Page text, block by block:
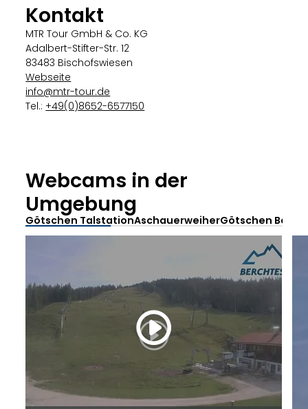
Kontakt
MTR Tour GmbH & Co. KG
Adalbert-Stifter-Str. 12
83483 Bischofswiesen
Webseite
info@mtr-tour.de
Tel.:+49(0)8652-6577150
Webcams in der
Umgebung
Götschen TalstationAschauerweiherGötschen